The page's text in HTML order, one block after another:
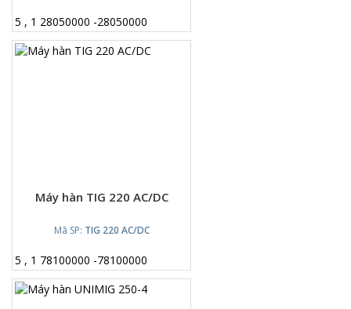
5 , 1 28050000 -28050000
Máy hàn TIG 220 AC/DC
Mã SP: TIG 220 AC/DC
5 , 1 78100000 -78100000